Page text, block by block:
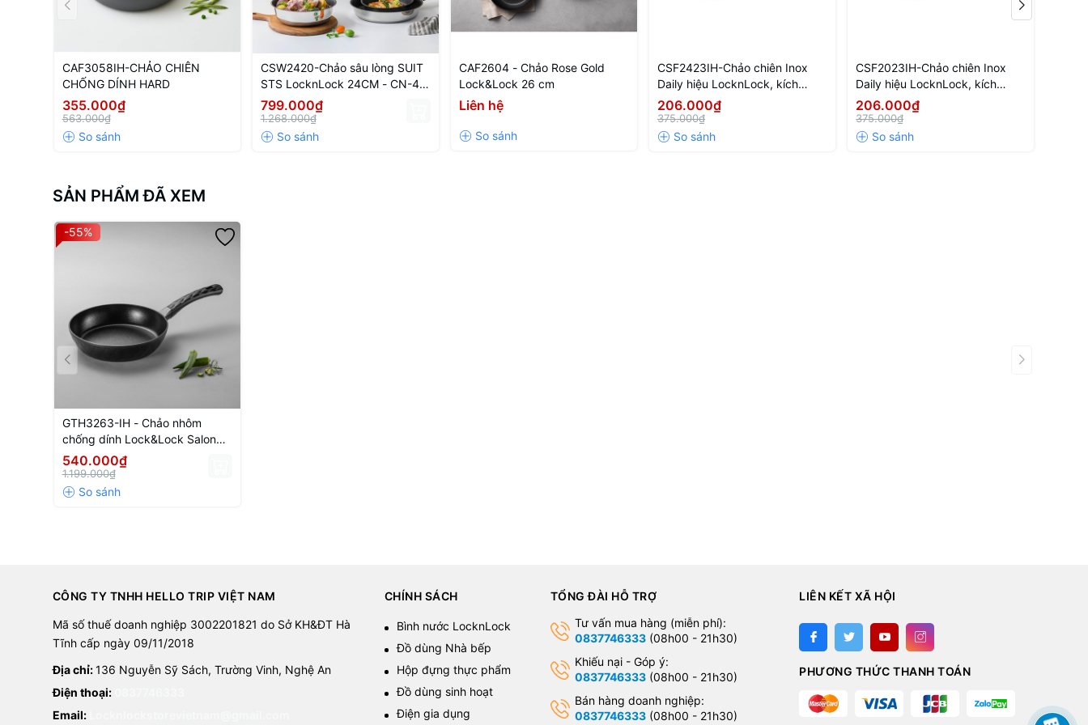
CAF3058IH-CHẢO CHIÊN
CHỐNG DÍNH HARD
355.000₫
563.000₫
CSW2420-Chảo sâu lòng SUIT
STS LocknLock 24CM - CN-4-
STS-Single
799.000₫
1.268.000₫
CAF2604 - Chảo Rose Gold
Lock&Lock 26 cm
Liên hệ
CSF2423IH-Chảo chiên Inox
Daily hiệu LocknLock, kích
thước 24cm-NTL-CN-6-STS-
Single-DAILY
206.000₫
375.000₫
CSF2023IH-Chảo chiên Inox
Daily hiệu LocknLock, kích
thước 20cm-NTL-CN-6-STS-
Single-DAILY
206.000₫
375.000₫
SẢN PHẨM ĐÃ XEM
-55%
GTH3263-IH - Chảo nhôm
chống dính Lock&Lock Salon
26cm (Có thể sử dụng bếp từ )
- Màu đen
540.000₫
1.199.000₫
CÔNG TY TNHH HELLO TRIP VIỆT NAM
Mã số thuế doanh nghiệp 3002201821 do Sở KH&ĐT Hà
Tĩnh cấp ngày 09/11/2018
Địa chỉ:136 Nguyễn Sỹ Sách, Trường Vinh, Nghệ An
Điện thoại:
Email:
CHÍNH SÁCH
Bình nước LocknLock
Đồ dùng Nhà bếp
Hộp đựng thực phẩm
Đồ dùng sinh hoạt
Điện gia dụng
TỔNG ĐÀI HỖ TRỢ
Tư vấn mua hàng (miễn phí):
0837746333(08h00 - 21h30)
Khiếu nại - Góp ý:
0837746333(08h00 - 21h30)
Bán hàng doanh nghiệp:
0837746333(08h00 - 21h30)
LIÊN KẾT XÃ HỘI
PHƯƠNG THỨC THANH TOÁN